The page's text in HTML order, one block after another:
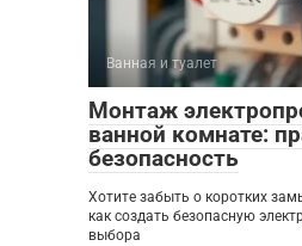
Ванная и туалет
Монтаж
ванной комнате:
безопасность
Хотите забыть о коротких
как создать безопасную
выбора